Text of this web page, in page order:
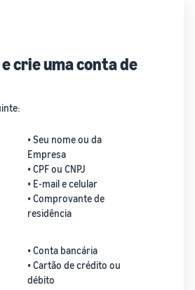
crie uma conta de
• Seu nome ou da
Empresa
• CPF ou CNPJ
• E-mail e celular
• Comprovante de
residência
• Conta bancária
• Cartão de crédito ou
débito